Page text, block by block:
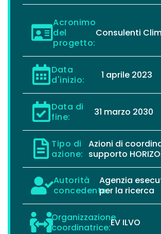
Acronimo
del
progetto:
Consulenti
Data
d'inizio:
1 aprile 2023
Data di
fine:
31 marzo 2030
Tipo di
azione:
Azioni di
supporto
Autorità
concedente:
Agenzia
per la ricerca
Organizzazione
coordinatrice:EV ILVO